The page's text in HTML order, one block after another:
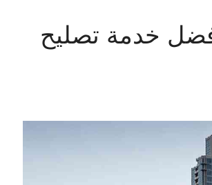
صيانة امبالا 69622745 افضل خدمة تصليح